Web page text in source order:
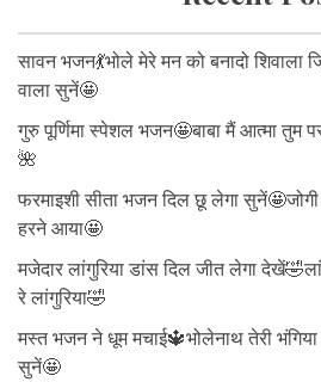
सावन भजन💃भोले मेरे मन को बनादो
वाला सुनें🤩
गुरु पूर्णिमा स्पेशल भजन🤩बाबा मैं आत्मा तुम
🌺
फरमाइशी सीता भजन दिल छू लेगा सुनें🤩जोगी
हरने आया🤩
मजेदार लांगुरिया डांस दिल जीत लेगा
रे लांगुरिया🤣
मस्त भजन ने धूम मचाई🔱भोलेनाथ तेरी
सुनें🤩